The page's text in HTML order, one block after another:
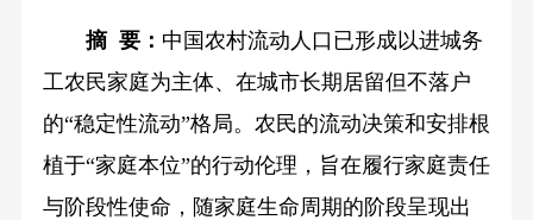
摘 要： 中国农村流动人口已形成以进城务
工农民家庭为主体、在城市长期居留但不落户
的“稳定性流动”格局。农民的流动决策和安排根
植于“家庭本位”的行动伦理，旨在履行家庭责任
与阶段性使命，随家庭生命周期的阶段呈现出